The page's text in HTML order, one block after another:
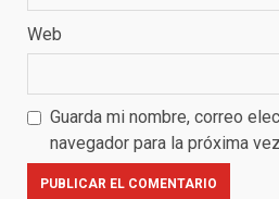
Web
Guarda mi nombre, correo
navegador para la próxima